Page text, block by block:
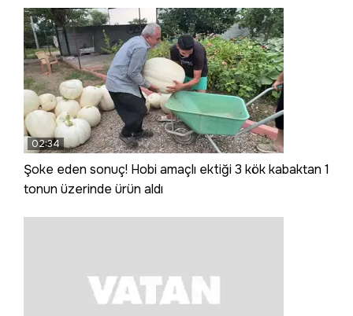
02:34
Şoke eden sonuç! Hobi amaçlı ektiği 3 kök kabaktan 1
tonun üzerinde ürün aldı